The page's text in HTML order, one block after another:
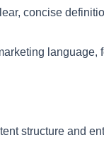
concise
language,
structure and